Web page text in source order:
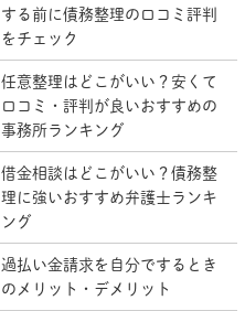
する前に債務整理の口コミ評判
をチェック
任意整理はどこがいい？安くて
口コミ・評判が良いおすすめの
事務所ランキング
借金相談はどこがいい？債務整
理に強いおすすめ弁護士ランキ
ング
過払い金請求を自分でするとき
のメリット・デメリット